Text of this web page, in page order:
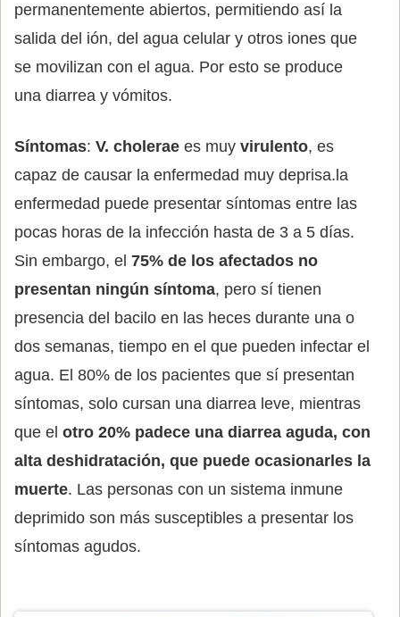
permanentemente abiertos, permitiendo así la
salida del ión, del agua celular y otros iones que
se movilizan con el agua. Por esto se produce
una diarrea y vómitos.
Síntomas: V. cholerae es muy virulento, es
capaz de causar la enfermedad muy deprisa.la
enfermedad puede presentar síntomas entre las
pocas horas de la infección hasta de 3 a 5 días.
Sin embargo, el 75% de los afectados no
presentan ningún síntoma, pero sí tienen
presencia del bacilo en las heces durante una o
dos semanas, tiempo en el que pueden infectar el
agua. El 80% de los pacientes que sí presentan
síntomas, solo cursan una diarrea leve, mientras
que el otro 20% padece una diarrea aguda, con
alta deshidratación, que puede ocasionarles la
muerte. Las personas con un sistema inmune
deprimido son más susceptibles a presentar los
síntomas agudos.